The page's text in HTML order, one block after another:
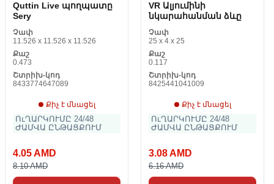
Quttin Live պողպատը
Sery
Չափ
11.526 x 11.526 x 11.526
Քաշ
0.473
Շտրիխ-կոդ
8433774647089
Քիչ է մնացել
ՈւՂԱՐԿՈՒՄԸ 24/48
ԺԱՄՎԱ ԸՆԹԱՑՔՈՒՄ
4.05 AMD
8.10 AMD
VR Ալյումինի
նկարահանման ձևը
Չափ
25 x 4 x 25
Քաշ
0.117
Շտրիխ-կոդ
8425441041009
Քիչ է մնացել
ՈւՂԱՐԿՈՒՄԸ 24/48
ԺԱՄՎԱ ԸՆԹԱՑՔՈՒՄ
3.08 AMD
6.16 AMD